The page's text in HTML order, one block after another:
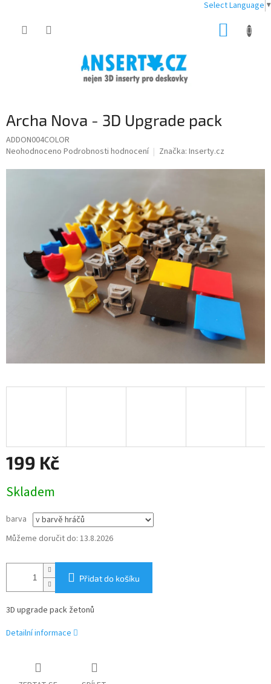
Select Language ▼
Archa Nova - 3D Upgrade pack
ADDON004COLOR
Průměrné
Neohodnoceno Podrobnosti hodnocení Značka: Inserty.cz
199 Kč
cena:
Skladem
barva
Můžeme doručit do: 13.8.2026
Přidat do košíku
3D upgrade pack žetonů
Detailní informace